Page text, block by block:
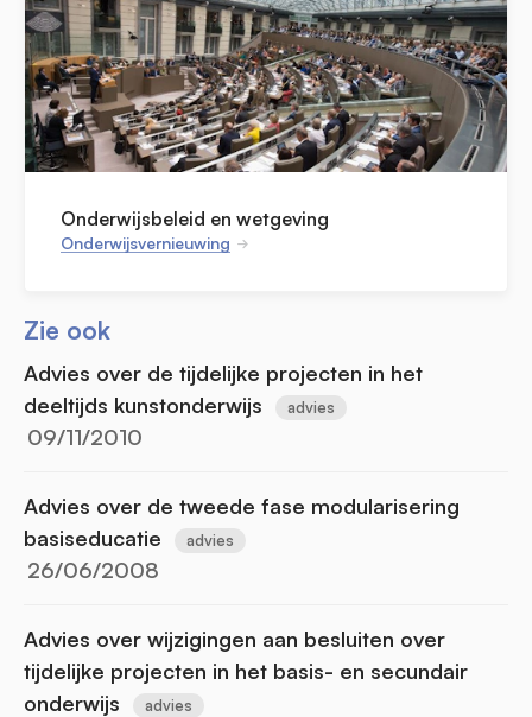
Onderwijsbeleid en wetgeving
Onderwijsvernieuwing
Zie ook
Advies over de tijdelijke projecten in het
deeltijds kunstonderwijs
advies
09/11/2010
Advies over de tweede fase modularisering
basiseducatie
advies
26/06/2008
Advies over wijzigingen aan besluiten over
tijdelijke projecten in het basis- en secundair
onderwijs
advies